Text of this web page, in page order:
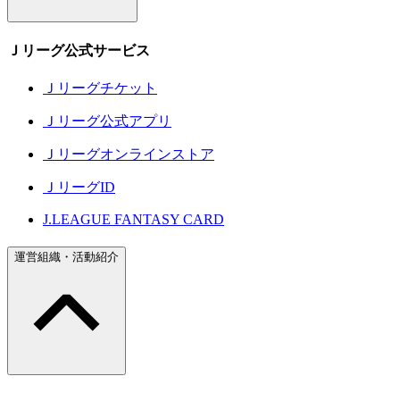
Ｊリーグ公式サービス
Ｊリーグチケット
Ｊリーグ公式アプリ
Ｊリーグオンラインストア
ＪリーグID
J.LEAGUE FANTASY CARD
運営組織・活動紹介